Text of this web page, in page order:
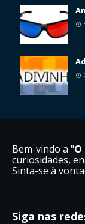
Bem-vindo a "
curiosidades,
Sinta-se à
Siga nas